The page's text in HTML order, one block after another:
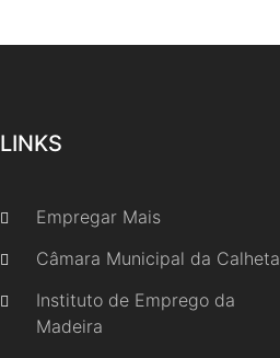
LINKS
Empregar Mais
Câmara Municipal da Calheta
Instituto de Emprego da
Madeira